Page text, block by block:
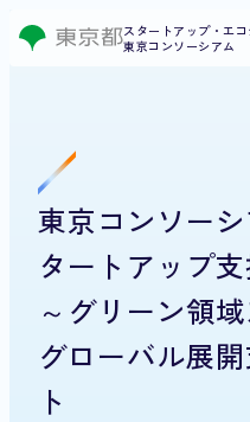
スタートアップ・エ
東京コンソーシアム
東京コンソー
タートアップ
～グリーン領
グローバル展
ト